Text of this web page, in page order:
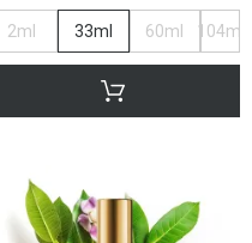
2ml 33ml 60ml 104ml